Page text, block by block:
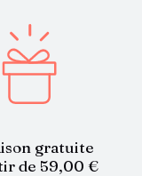
gratuite
de 59,00 €